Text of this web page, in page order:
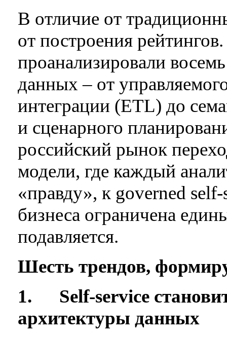
В отличие от
от построения
проанализировали
данных – от
интеграции (ETL) до
и сценарного
российский рынок
модели, где каждый
«правду», к governed self-
бизнеса ограничена
подавляется.
Шесть трендов,
1. Self-service
архитектуры данных